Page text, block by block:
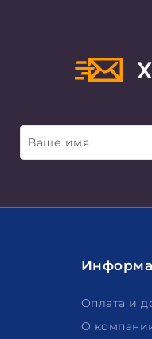
Ваше имя
Оплата и
О